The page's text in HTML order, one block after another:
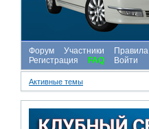
Форум Участники Правила
Регистрация
FAQ Войти
Активные темы